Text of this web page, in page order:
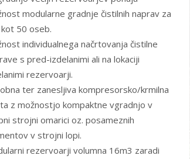
modularne gradnje čistilnih naprav za
50 oseb.
individualnega načrtovanja čistilne
s pred-izdelanimi ali na lokaciji
rezervoarji.
ter zanesljiva kompresorsko/krmilna
z možnostjo kompaktne vgradnjo v
strojni omarici oz. posameznih
v strojni lopi.
rezervoarji volumna 16m3 zaradi